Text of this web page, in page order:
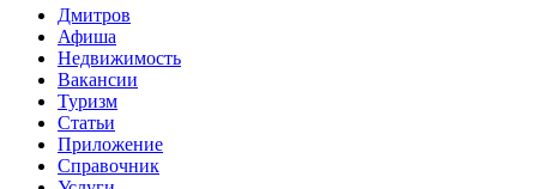
Дмитров
Афиша
Недвижимость
Вакансии
Туризм
Статьи
Приложение
Справочник